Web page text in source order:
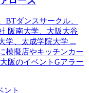
BTダンスサークル、
阪南大学、大阪大谷
学、太成学院大学 ...
模擬店やキッチンカー
阪のイベントGアラー
ント